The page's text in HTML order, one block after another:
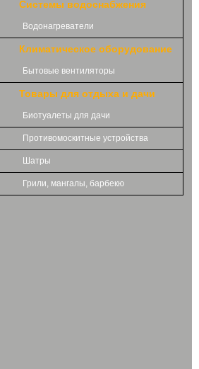
Системы водоснабжения
Водонагреватели
Климатическое оборудование
Бытовые вентиляторы
Товары для отдыха и дачи
Биотуалеты для дачи
Противомоскитные устройства
Шатры
Грили, мангалы, барбекю